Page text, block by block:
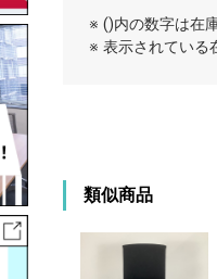
※ ()内の数字は在
※ 表示されている
類似商品